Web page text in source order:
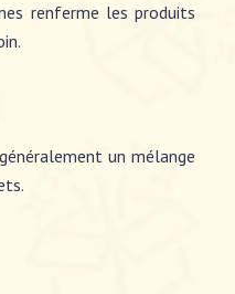
renferme les produits
un mélange